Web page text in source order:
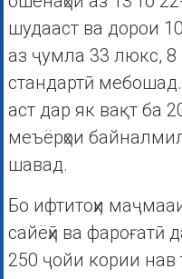
шудааст ва дорои
аз ҷумла 33 люкс,
стандартӣ
аст дар як вақт ба
меъёрҳои
шавад.
Бо ифтитоҳи
сайёҳӣ ва фароғатӣ
250 ҷойи кории нав